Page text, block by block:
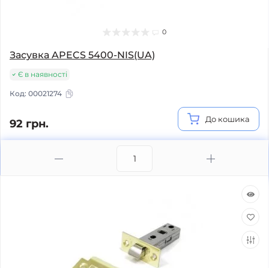
0
Засувка APECS 5400-NIS(UA)
Є в наявності
Код: 00021274
92 грн. До кошика